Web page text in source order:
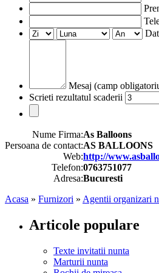
Mesaj (camp
Scrieti rezultatul scaderii
Nume Firma:As Balloons
Persoana de contact:AS BALLOONS
Web:http://
Telefon:0763751077
Adresa:Bucuresti
Acasa » Furnizori » Agentii organizari
Articole populare
Texte invitatii nunta
Marturii nunta